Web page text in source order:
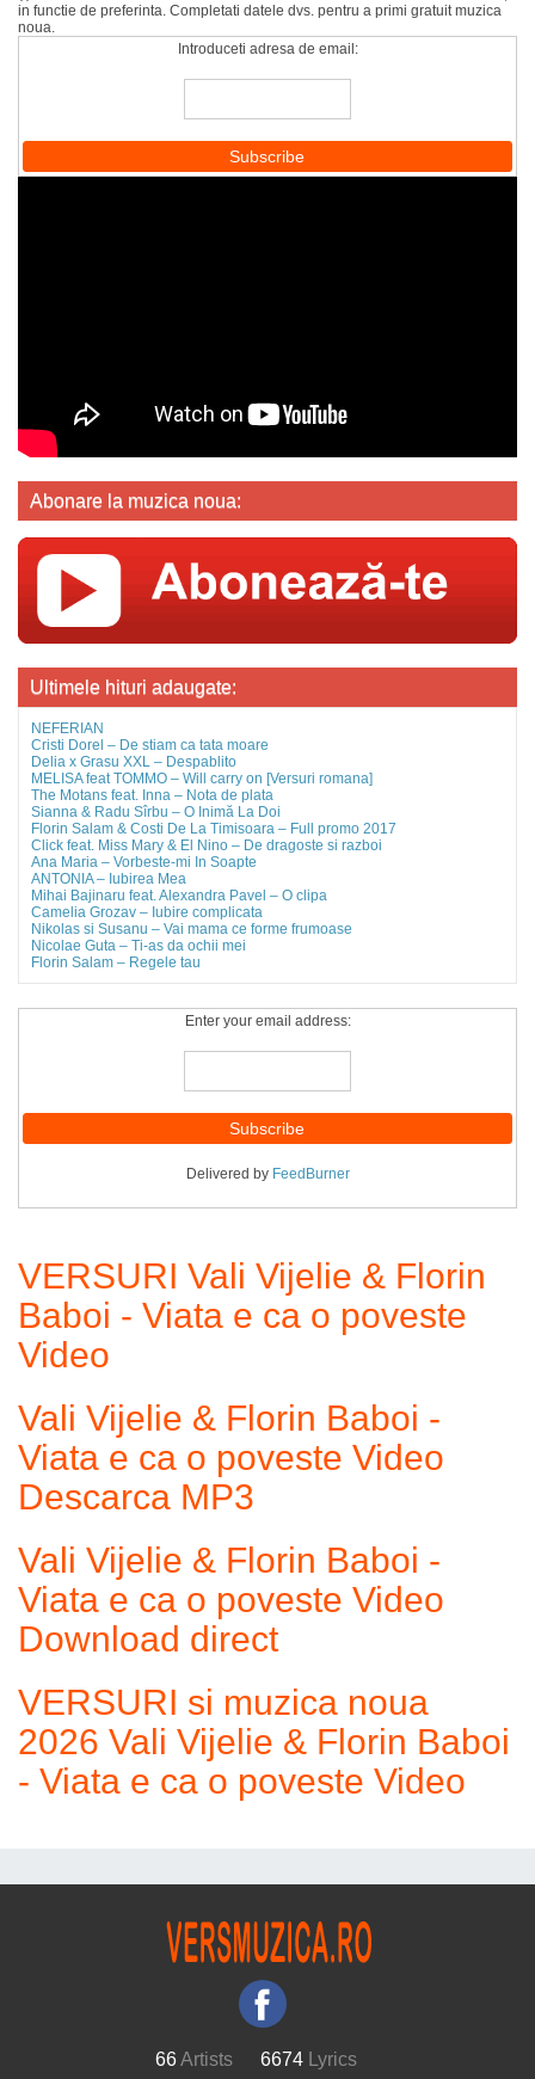
in functie de preferinta. Completati datele dvs. pentru a primi gratuit muzica
noua.
Introduceti adresa de email:
Abonare la muzica noua:
Ultimele hituri adaugate:
NEFERIAN
Cristi Dorel – De stiam ca tata moare
Delia x Grasu XXL – Despablito
MELISA feat TOMMO – Will carry on [Versuri romana]
The Motans feat. Inna – Nota de plata
Sianna & Radu Sîrbu – O Inimă La Doi
Florin Salam & Costi De La Timisoara – Full promo 2017
Click feat. Miss Mary & El Nino – De dragoste si razboi
Ana Maria – Vorbeste-mi In Soapte
ANTONIA – Iubirea Mea
Mihai Bajinaru feat. Alexandra Pavel – O clipa
Camelia Grozav – Iubire complicata
Nikolas si Susanu – Vai mama ce forme frumoase
Nicolae Guta – Ti-as da ochii mei
Florin Salam – Regele tau
Enter your email address:
Delivered by FeedBurner
VERSURI Vali Vijelie & Florin
Baboi - Viata e ca o poveste
Video
Vali Vijelie & Florin Baboi -
Viata e ca o poveste Video
Descarca MP3
Vali Vijelie & Florin Baboi -
Viata e ca o poveste Video
Download direct
VERSURI si muzica noua
2026 Vali Vijelie & Florin Baboi
- Viata e ca o poveste Video
66Artists 6674 Lyrics